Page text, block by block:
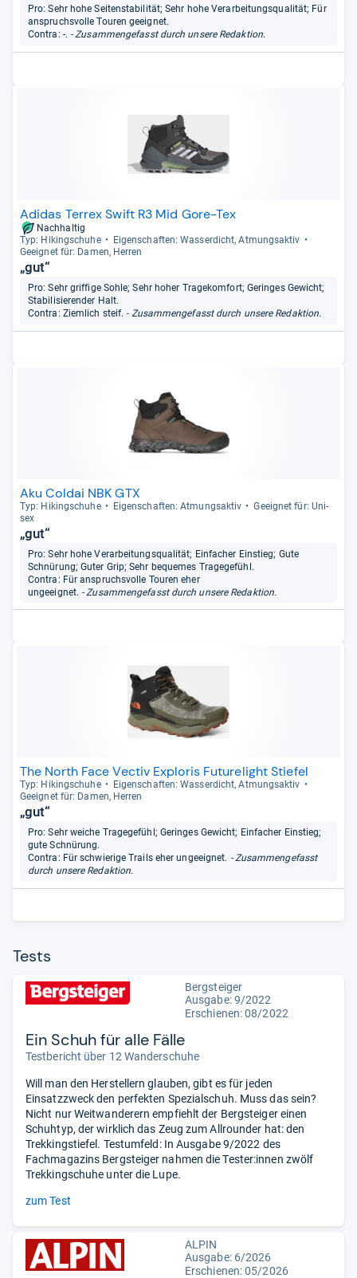
Pro: Sehr hohe Seitenstabilität; Sehr hohe Verarbeitungsqualität; Für
anspruchsvolle Touren geeignet.
Contra: -. - Zusammengefasst durch unsere Redaktion.
Adidas Terrex Swift R3 Mid Gore-Tex
Nachhaltig
Typ: Hikingschuhe
Eigen­schaf­ten: Was­ser­dicht, Atmungs­ak­tiv
Geeig­net für: Damen, Her­ren
„gut“
Pro: Sehr griffige Sohle; Sehr hoher Tragekomfort; Geringes Gewicht;
Stabilisierender Halt.
Contra: Ziemlich steif. - Zusammengefasst durch unsere Redaktion.
Aku Coldai NBK GTX
Typ: Hikingschuhe Eigen­schaf­ten: Atmungs­ak­tiv
Geeig­net für: Uni­
sex
„gut“
Pro: Sehr hohe Verarbeitungsqualität; Einfacher Einstieg; Gute
Schnürung; Guter Grip; Sehr bequemes Tragegefühl.
Contra: Für anspruchsvolle Touren eher
ungeeignet. - Zusammengefasst durch unsere Redaktion.
The North Face Vectiv Exploris Futurelight Stiefel
Typ: Hikingschuhe
Eigen­schaf­ten: Was­ser­dicht, Atmungs­ak­tiv
Geeig­net für: Damen, Her­ren
„gut“
Pro: Sehr weiche Tragegefühl; Geringes Gewicht; Einfacher Einstieg;
gute Schnürung.
Contra: Für schwierige Trails eher ungeeignet. - Zusammengefasst
durch unsere Redaktion.
Tests
Bergsteiger
Ausgabe: 9/2022
Erschienen: 08/2022
Ein Schuh für alle Fälle
Testbericht über 12 Wanderschuhe
Will man den Herstellern glauben, gibt es für jeden
Einsatzzweck den perfekten Spezialschuh. Muss das sein?
Nicht nur Weitwanderern empfiehlt der Bergsteiger einen
Schuhtyp, der wirklich das Zeug zum Allrounder hat: den
Trekkingstiefel. Testumfeld: In Ausgabe 9/2022 des
Fachmagazins Bergsteiger nahmen die Tester:innen zwölf
Trekkingschuhe unter die Lupe.
zum Test
ALPIN
Ausgabe: 6/2026
Erschienen:05/2026